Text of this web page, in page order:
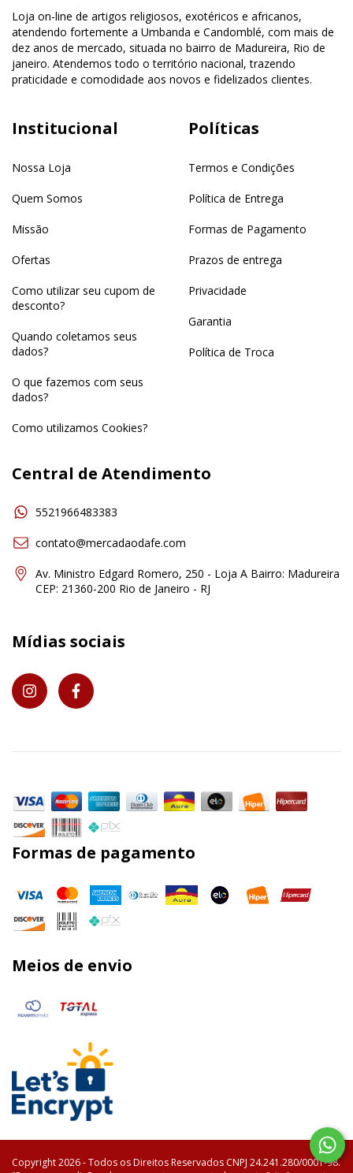
Loja on-line de artigos religiosos, exotéricos e africanos,
atendendo fortemente a Umbanda e Candomblé, com mais de
dez anos de mercado, situada no bairro de Madureira, Rio de
janeiro. Atendemos todo o território nacional, trazendo
praticidade e comodidade aos novos e fidelizados clientes.
Institucional
Nossa Loja
Quem Somos
Missão
Ofertas
Como utilizar seu cupom de
desconto?
Quando coletamos seus
dados?
O que fazemos com seus
dados?
Como utilizamos Cookies?
Políticas
Termos e Condições
Política de Entrega
Formas de Pagamento
Prazos de entrega
Privacidade
Garantia
Política de Troca
Central de Atendimento
5521966483383
contato@mercadaodafe.com
Av. Ministro Edgard Romero, 250 - Loja A Bairro: Madureira
CEP: 21360-200 Rio de Janeiro - RJ
Mídias sociais
Formas de pagamento
Meios de envio
Copyright 2026 - Todos os Direitos Reservados CNPJ 24.241.280/0001-98.